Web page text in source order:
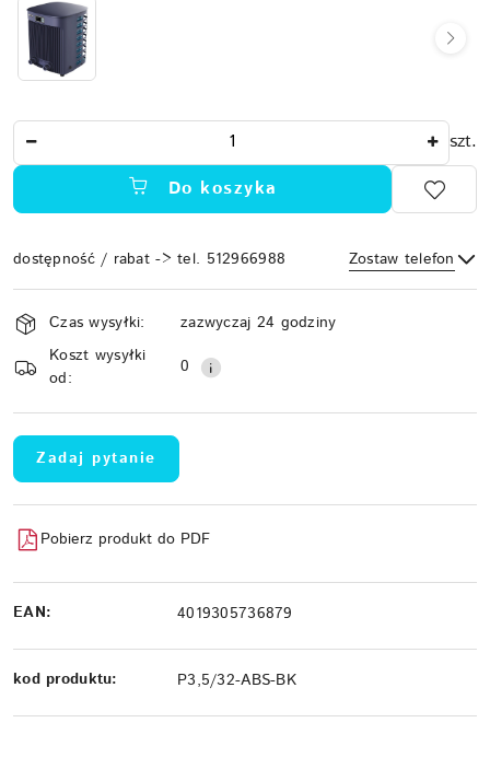
szt.
Do koszyka
dostępność / rabat -> tel. 512966988 Zostaw telefon
Wyślij
Dostępność
i
dostawa
Czas wysyłki:
zazwyczaj 24 godziny
Koszt wysyłki
od:
0
Zadaj pytanie
Pobierz produkt do PDF
EAN: 4019305736879
kod produktu: P3,5/32-ABS-BK